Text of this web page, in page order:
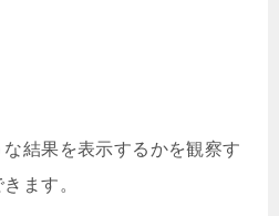
結果を表示するかを観察す
ます。